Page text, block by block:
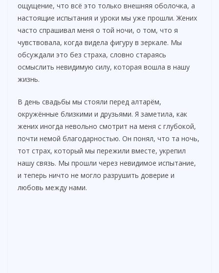
ощущение, что всё это только внешняя оболочка, а
настоящие испытания и уроки мы уже прошли. Жених
часто спрашивал меня о той ночи, о том, что я
чувствовала, когда видела фигуру в зеркале. Мы
обсуждали это без страха, словно стараясь
осмыслить невидимую силу, которая вошла в нашу
жизнь.
В день свадьбы мы стояли перед алтарём,
окружённые близкими и друзьями. Я заметила, как
жених иногда невольно смотрит на меня с глубокой,
почти немой благодарностью. Он понял, что та ночь,
тот страх, который мы пережили вместе, укрепил
нашу связь. Мы прошли через невидимое испытание,
и теперь ничто не могло разрушить доверие и
любовь между нами.